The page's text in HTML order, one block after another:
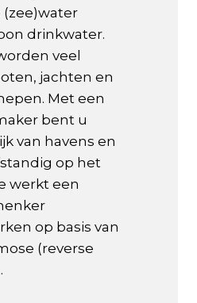
drinkwater.
veel
jachten en
Met een
bent u
van havens en
op het
werkt een
op basis van
(reverse